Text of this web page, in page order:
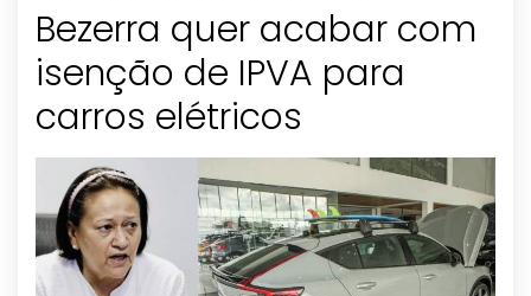
Bezerra quer acabar com
isenção de IPVA para
carros elétricos